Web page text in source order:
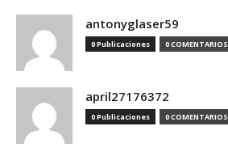
antonyglaser59
0 Publicaciones 0 COMENTARIOS
april27176372
0 Publicaciones 0 COMENTARIOS